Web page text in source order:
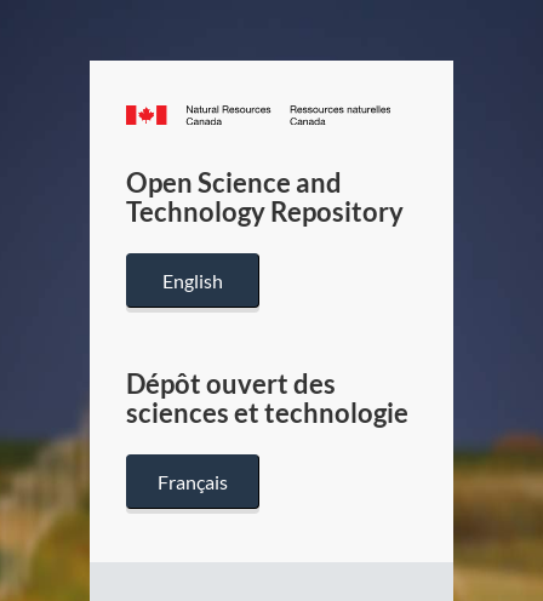
Canada.ca
/
Canada
Open Science and
Technology Repository
English
Dépôt ouvert des
sciences et technologie
Français